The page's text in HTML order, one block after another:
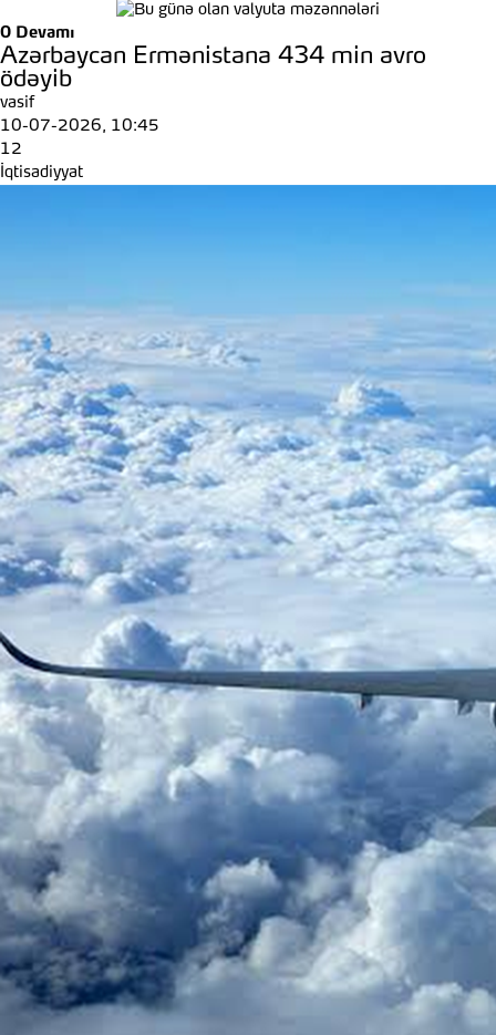
0 Devamı
Azərbaycan Ermənistana 434 min avro
ödəyib
vasif
10-07-2026, 10:45
12
İqtisadiyyat